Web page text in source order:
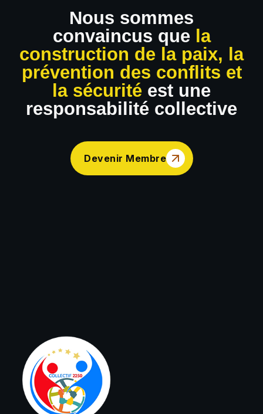
Nous sommes
convaincus que la
construction de la paix, la
prévention des conflits et
la sécurité est une
responsabilité collective
Devenir Membre